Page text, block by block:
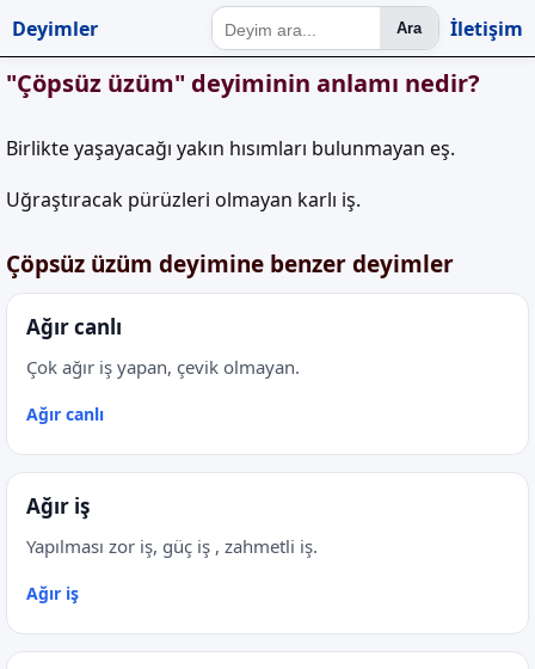
Deyimler Ara İletişim
"Çöpsüz üzüm" deyiminin anlamı nedir?
Birlikte yaşayacağı yakın hısımları bulunmayan eş.
Uğraştıracak pürüzleri olmayan karlı iş.
Çöpsüz üzüm deyimine benzer deyimler
Ağır canlı
Çok ağır iş yapan, çevik olmayan.
Ağır canlı
Ağır iş
Yapılması zor iş, güç iş , zahmetli iş.
Ağır iş